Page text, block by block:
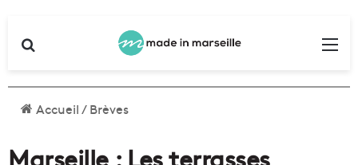
Accueil/Brèves
Marseille : Les terrasses